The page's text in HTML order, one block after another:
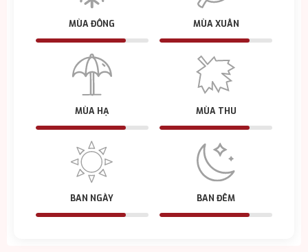
MÙA ĐÔNG MÙA XUÂN
MÙA HẠ MÙA THU
BAN NGÀY BAN ĐÊM